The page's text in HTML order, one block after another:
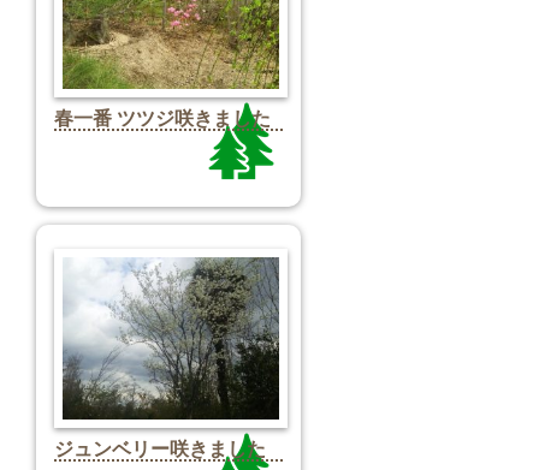
春一番 ツツジ咲きました
ジュンベリー咲きました